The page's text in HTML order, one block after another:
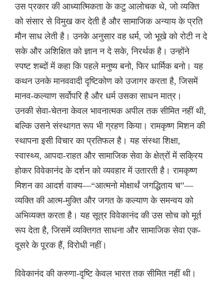
उस प्रकार की आध्यात्मिकता के कटु आलोचक थे, जो व्यक्ति
को संसार से विमुख कर देती है और सामाजिक अन्याय के प्रति
मौन साध लेती है। उनके अनुसार वह धर्म, जो भूखे को रोटी न दे
सके और अशिक्षित को ज्ञान न दे सके, निरर्थक है। उन्होंने
स्पष्ट शब्दों में कहा कि पहले मनुष्य बनो, फिर धार्मिक बनो। यह
कथन उनके मानववादी दृष्टिकोण को उजागर करता है, जिसमें
मानव-कल्याण सर्वोपरि है और धर्म उसका साधन मात्र।
उनकी सेवा-चेतना केवल भावनात्मक अपील तक सीमित नहीं थी,
बल्कि उसने संस्थागत रूप भी ग्रहण किया। रामकृष्ण मिशन की
स्थापना इसी विचार का प्रतिफल है। यह संस्था शिक्षा,
स्वास्थ्य, आपदा-राहत और सामाजिक सेवा के क्षेत्रों में सक्रिय
होकर विवेकानंद के दर्शन को व्यवहार में उतारती है। रामकृष्ण
मिशन का आदर्श वाक्य—“आत्मनो मोक्षार्थं जगद्धिताय च”—
व्यक्ति की आत्म-मुक्ति और जगत के कल्याण के समन्वय को
अभिव्यक्त करता है। यह सूत्र विवेकानंद की उस सोच को मूर्त
रूप देता है, जिसमें व्यक्तिगत साधना और सामाजिक सेवा एक-
दूसरे के पूरक हैं, विरोधी नहीं।
विवेकानंद की करुणा-दृष्टि केवल भारत तक सीमित नहीं थी।